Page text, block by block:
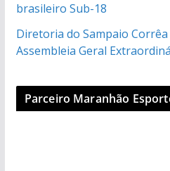
brasileiro Sub-18
Diretoria do Sampaio
Assembleia Geral
Parceiro Maranhão